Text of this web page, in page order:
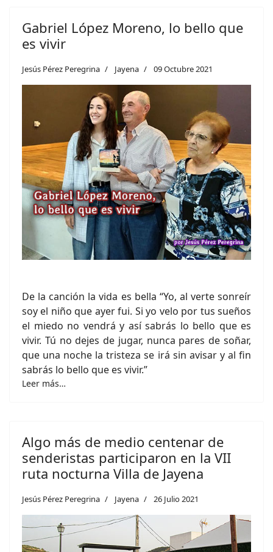
Gabriel López Moreno, lo bello que
es vivir
Jesús Pérez Peregrina Jayena 09 Octubre 2021
De la canción la vida es bella “Yo, al verte sonreír
soy el niño que ayer fui. Si yo velo por tus sueños
el miedo no vendrá y así sabrás lo bello que es
vivir. Tú no dejes de jugar, nunca pares de soñar,
que una noche la tristeza se irá sin avisar y al fin
sabrás lo bello que es vivir.”
Leer más…
Algo más de medio centenar de
senderistas participaron en la VII
ruta nocturna Villa de Jayena
Jesús Pérez Peregrina Jayena 26 Julio 2021